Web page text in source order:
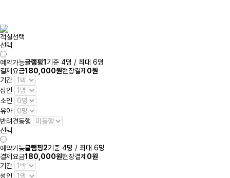
객실선택
선택
예약가능글램핑1 기준 4명 / 최대 6명
결제요금180,000원현장결제 0원
기간
성인
소인
유아
반려견동행
선택
예약가능글램핑2기준 4명 / 최대 6명
결제요금180,000원현장결제 0원
기간
성인